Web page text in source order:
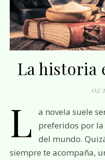
La historia
02/
L
a novela suele
preferidos por
del mundo.
siempre te acompaña,